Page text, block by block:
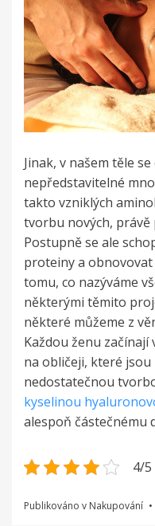
Jinak, v našem těle
nepředstavitelné
takto vzniklých
tvorbu nových,
Postupně se ale
proteiny a obnovovat
tomu, co nazýváme
některými těmito
některé můžeme z
Každou ženu
na obličeji, které
nedostatečnou
kyselinou
alespoň částečnému
4/5
Publikováno v Nakupování